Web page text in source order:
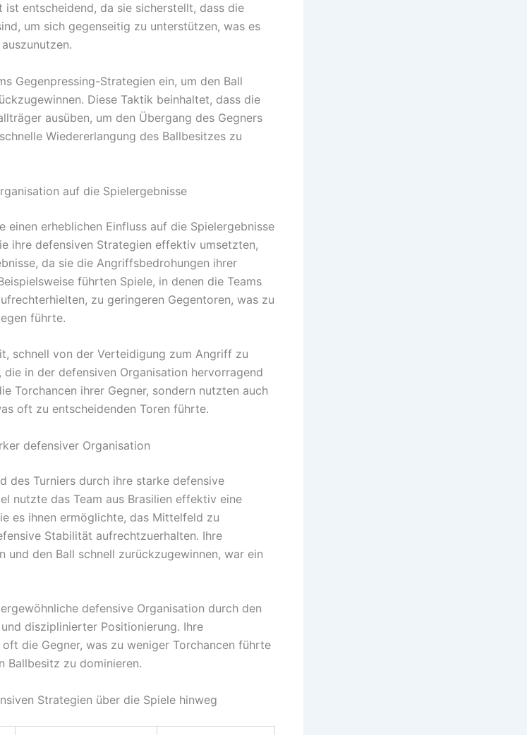
ist entscheidend, da sie sicherstellt, dass die
um sich gegenseitig zu unterstützen, was es
Gegenpressing-Strategien ein, um den Ball
Diese Taktik beinhaltet, dass die
ausüben, um den Übergang des Gegners
Wiedererlangung des Ballbesitzes zu
auf die Spielergebnisse
einen erheblichen Einfluss auf die Spielergebnisse
ihre defensiven Strategien effektiv umsetzten,
da sie die Angriffsbedrohungen ihrer
führten Spiele, in denen die Teams
zu geringeren Gegentoren, was zu
führte.
schnell von der Verteidigung zum Angriff zu
die in der defensiven Organisation hervorragend
Torchancen ihrer Gegner, sondern nutzten auch
oft zu entscheidenden Toren führte.
defensiver Organisation
des Turniers durch ihre starke defensive
nutzte das Team aus Brasilien effektiv eine
es ihnen ermöglichte, das Mittelfeld zu
Stabilität aufrechtzuerhalten. Ihre
und den Ball schnell zurückzugewinnen, war ein
defensive Organisation durch den
disziplinierter Positionierung. Ihre
die Gegner, was zu weniger Torchancen führte
Ballbesitz zu dominieren.
Strategien über die Spiele hinweg